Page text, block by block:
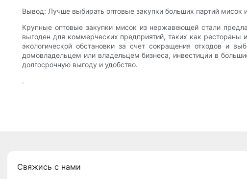
Вывод: Лучше выбирать оптовые закупки больших партий мисок
Крупные оптовые закупки мисок из нержавеющей стали
выгоден для коммерческих предприятий, таких как рестораны
экологической обстановки за счет сокращения отходов и
домовладельцем или владельцем бизнеса, инвестиции в
долгосрочную выгоду и удобство.
.
Свяжись с нами